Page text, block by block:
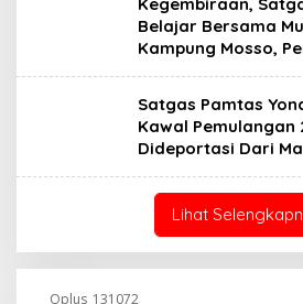
Belajar Bersama
Kampung Mosso,
Satgas Pamtas
Kawal Pemulangan
Dideportasi Dari
Lihat
Oplus_131072